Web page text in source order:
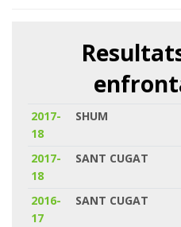
2017-
18
SHUM
2017-
18
SANT CUGAT
2016-
17
SANT CUGAT